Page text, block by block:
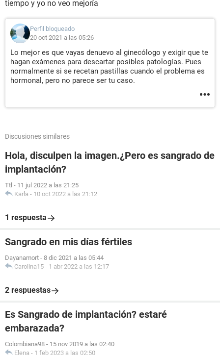
tiempo y yo no veo mejoría
Perfil bloqueado
20 oct 2021 a las 05:26
Lo mejor es que vayas denuevo al ginecólogo y exigir que te
hagan exámenes para descartar posibles patologías. Pues
normalmente si se recetan pastillas cuando el problema es
hormonal, pero no parece ser tu caso.
Discusiones similares
Hola, disculpen la imagen.¿Pero es sangrado de
implantación?
Ttl - 11 jul 2022 a las 21:25
Karla - 10 oct 2022 a las 21:12
1 respuesta
Sangrado en mis días fértiles
Dayanamort - 8 dic 2021 a las 05:44
Carolina15 - 1 abr 2022 a las 12:17
2 respuestas
Es Sangrado de implantación? estaré
embarazada?
Colombiana98 - 15 nov 2019 a las 02:40
Elena - 1 feb 2023 a las 02:50